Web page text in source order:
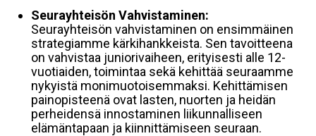
Seurayhteisön Vahvistaminen:
Seurayhteisön vahvistaminen on ensimmäinen
strategiamme kärkihankkeista. Sen tavoitteena
on vahvistaa juniorivaiheen, erityisesti alle 12-
vuotiaiden, toimintaa sekä kehittää seuraamme
nykyistä monimuotoisemmaksi. Kehittämisen
painopisteenä ovat lasten, nuorten ja heidän
perheidensä innostaminen liikunnalliseen
elämäntapaan ja kiinnittämiseen seuraan.